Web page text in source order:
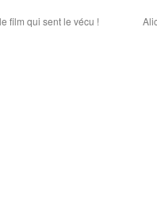
film qui sent le vécu !